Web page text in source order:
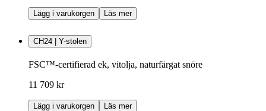
Lägg i varukorgen Läs mer
CH24 | Y-stolen
FSC™-certifierad ek, vitolja, naturfärgat snöre
11 709 kr
Lägg i varukorgen Läs mer